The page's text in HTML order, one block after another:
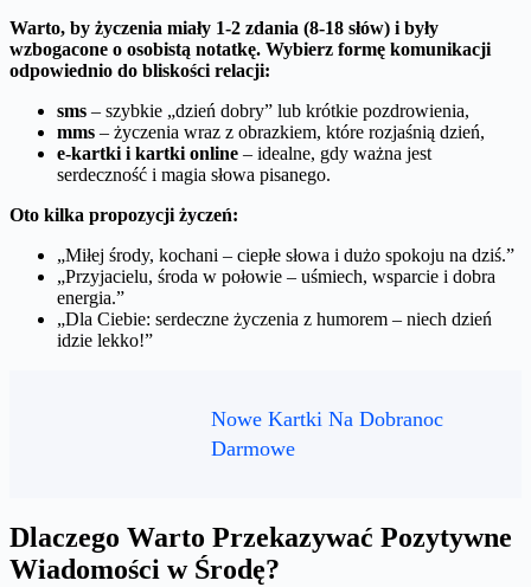
Warto, by życzenia miały 1-2 zdania (8-18 słów) i były
wzbogacone o osobistą notatkę. Wybierz formę komunikacji
odpowiednio do bliskości relacji:
sms – szybkie „dzień dobry” lub krótkie pozdrowienia,
mms – życzenia wraz z obrazkiem, które rozjaśnią dzień,
e-kartki i kartki online – idealne, gdy ważna jest
serdeczność i magia słowa pisanego.
Oto kilka propozycji życzeń:
„Miłej środy, kochani – ciepłe słowa i dużo spokoju na dziś.”
„Przyjacielu, środa w połowie – uśmiech, wsparcie i dobra
energia.”
„Dla Ciebie: serdeczne życzenia z humorem – niech dzień
idzie lekko!”
Nowe Kartki Na Dobranoc
Darmowe
Dlaczego Warto Przekazywać Pozytywne
Wiadomości w Środę?